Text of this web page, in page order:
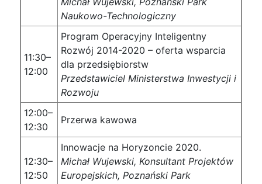
Naukowo-Technologiczny
11:30–
12:00
Program Operacyjny Inteligentny
Rozwój 2014-2020 – oferta wsparcia
dla przedsiębiorstw
Przedstawiciel Ministerstwa Inwestycji i
Rozwoju
12:00–
12:30
Przerwa kawowa
12:30–
12:50
Innowacje na Horyzoncie 2020.
Michał Wujewski, Konsultant Projektów
Europejskich, Poznański Park